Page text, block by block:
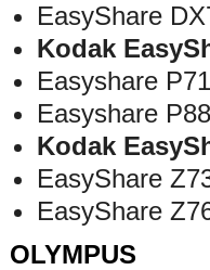
EasyShare
Kodak
Easyshare
Easyshare
Kodak
EasyShare
EasyShare
OLYMPUS